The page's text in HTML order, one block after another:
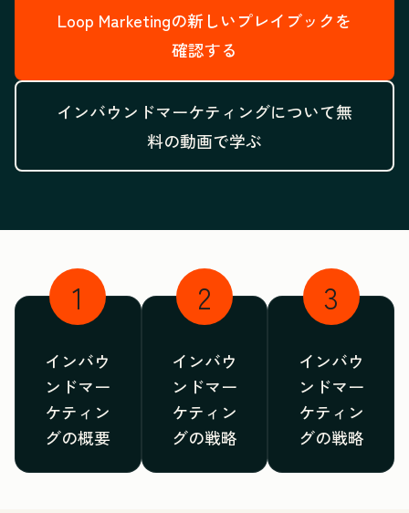
Loop Marketingの新しいプレイブックを
確認する
インバウンドマーケティングについて無
料の動画で学ぶ
1
インバウ
ンドマー
ケティン
グの概要
2
インバウ
ンドマー
ケティン
グの戦略
3
インバウ
ンドマー
ケティン
グの戦略